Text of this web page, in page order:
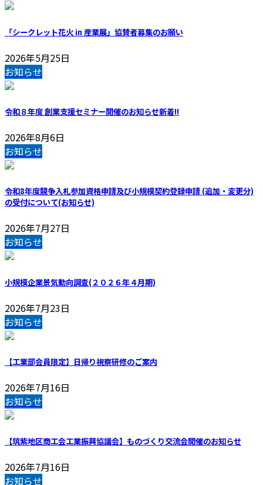
「シークレット花火 in 産業展」協賛者募集のお願い
2026年5月25日
お知らせ
令和８年度 創業支援セミナー開催のお知らせ新着!!
2026年8月6日
お知らせ
令和8年度競争入札参加資格申請及び小規模契約登録申請 (追加・変更分)
の受付について(お知らせ)
2026年7月27日
お知らせ
小規模企業景気動向調査(２０２６年４月期)
2026年7月23日
お知らせ
【工業部会員限定】日帰り視察研修のご案内
2026年7月16日
お知らせ
【筑紫地区商工会工業振興協議会】ものづくり交流会開催のお知らせ
2026年7月16日
お知らせ